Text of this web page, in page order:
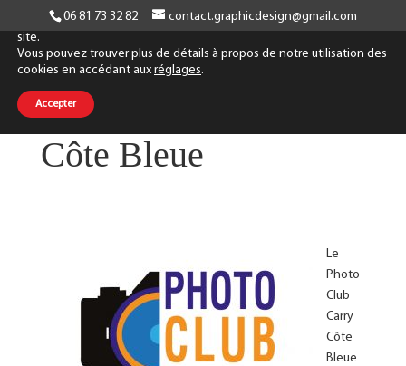
06 81 73 32 82 contact.graphicdesign@gmail.com
Photo Club Carry
Côte Bleue
Le
Photo
Club
Carry
Côte
Bleue
Nous utilisons des cookies pour améliorer votre navigation sur notre
site.
Vous pouvez trouver plus de détails à propos de notre utilisation des
cookies en accédant aux réglages.
Accepter